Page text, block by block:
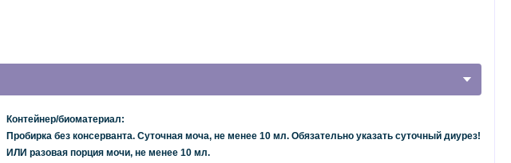
Контейнер/биоматериал:
Пробирка без консерванта. Суточная моча, не менее 10 мл. Обязательно указать суточный диурез!
ИЛИ разовая порция мочи, не менее 10 мл.